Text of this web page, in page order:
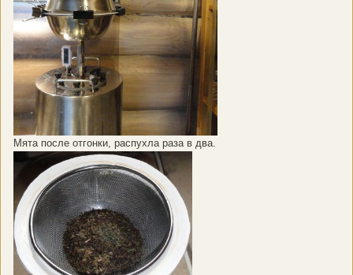
Мята после отгонки, распухла раза в два.